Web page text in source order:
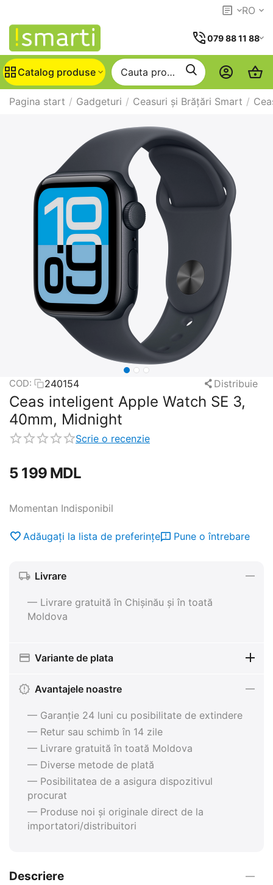
RO
079 88 11 88
Catalog produse
Pagina start / Gadgeturi / Ceasuri și Brățări Smart /
COD: 240154 Distribuie
Ceas inteligent Apple Watch SE 3,
40mm, Midnight
Scrie o recenzie
5 199 MDL
Momentan Indisponibil
Adăugați la lista de preferințe Pune o întrebare
Livrare
— Livrare gratuită în Chișinău și în toată
Moldova
Variante de plata
Avantajele noastre
— Garanție 24 luni cu posibilitate de extindere
— Retur sau schimb în 14 zile
— Livrare gratuită în toată Moldova
— Diverse metode de plată
— Posibilitatea de a asigura dispozitivul
procurat
— Produse noi și originale direct de la
importatori/distribuitori
Descriere